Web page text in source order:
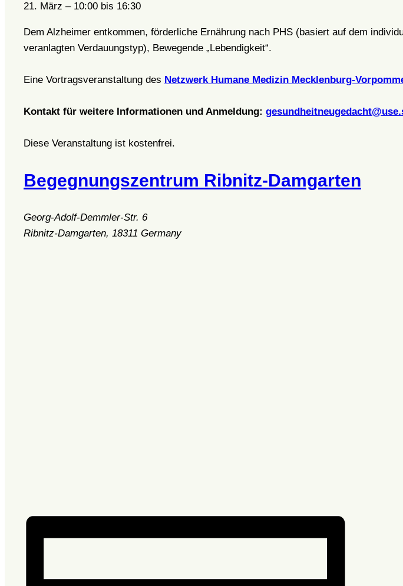
21. März – 10:00 bis 16:30
Dem Alzheimer entkommen, förderliche Ernährung nach PHS (basiert auf dem
veranlagten Verdauungstyp), Bewegende „Lebendigkeit“.
Eine Vortragsveranstaltung des Netzwerk Humane Medizin Mecklenburg-
Kontakt für weitere Informationen und Anmeldung:
Diese Veranstaltung ist kostenfrei.
Begegnungszentrum Ribnitz-Damgarten
Georg-Adolf-Demmler-Str. 6
Ribnitz-Damgarten, 18311 Germany